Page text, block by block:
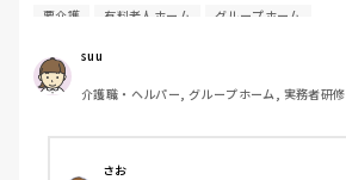
要介護 有料老人ホーム グループホーム
suu
介護職・ヘルパー, グループホーム, 実務者研修
さお